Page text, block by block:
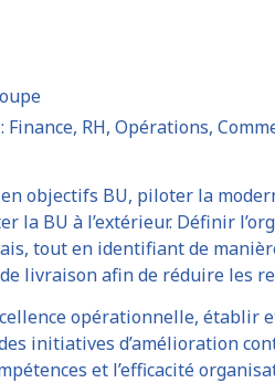
RH, Opérations,
objectifs BU, piloter la
BU à l’extérieur. Définir
tout en identifiant de
livraison afin de réduire les
opérationnelle, établir
initiatives d’amélioration
et l’efficacité